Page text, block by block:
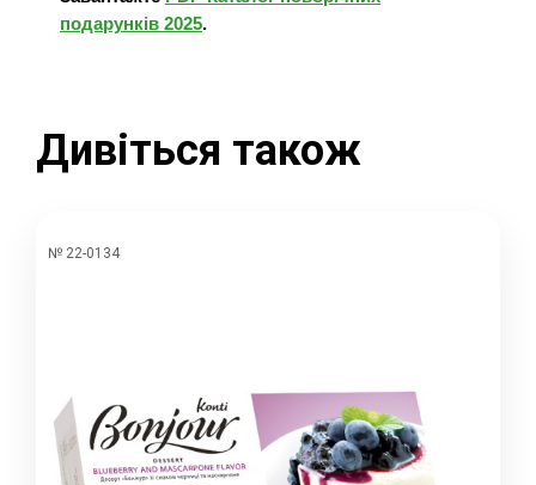
подарунків 2025.
Дивіться також
№ 22-0134